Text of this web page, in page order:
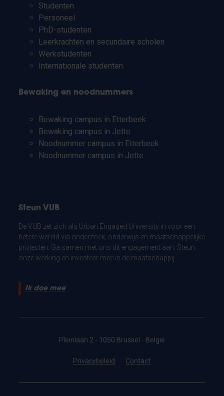
Studenten
Personeel
PhD-studenten
Leerkrachten en secundaire scholen
Werkstudenten
Internationale studenten
Bewaking en noodnummers
Bewaking campus in Etterbeek
Bewaking campus in Jette
Noodnummer campus in Etterbeek
Noodnummer campus in Jette
Steun VUB
De VUB zet zich als Urban Engaged University in voor een
betere wereld via onderzoek, onderwijs en maatschappelijke
projecten. Ga samen met ons dit engagement aan. Steun
onze werking en investeer mee in de maatschappij.
Ik doe mee
Pleinlaan 2 - 1050 Brussel - België
Privacybeleid Contact